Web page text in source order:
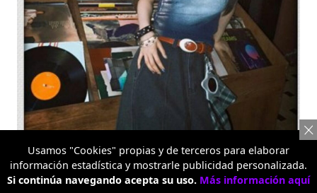
Serie Reno16
Dentro de la aplicación de Fotos, y de manera nativa,
Usamos "Cookies" propias y de terceros para elaborar
información estadística y mostrarle publicidad personalizada.
Si continúa navegando acepta su uso. Más información aquí